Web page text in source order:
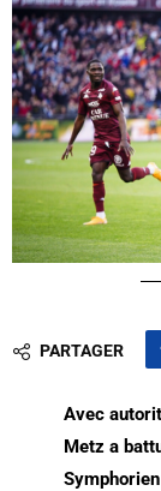
PARTAGER
Avec
Metz a